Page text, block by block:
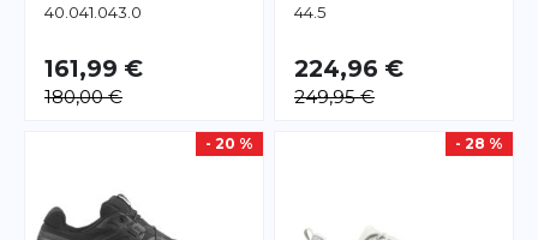
40.041.043.0
161,99 €
180,00 €
44.5
224,96 €
249,95 €
- 20 % - 28 %